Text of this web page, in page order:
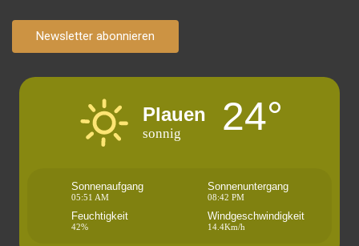
Newsletter abonnieren
Plauen
sonnig 24°
Sonnenaufgang
05:51 AM
Sonnenuntergang
08:42 PM
Feuchtigkeit
42%
Windgeschwindigkeit
14.4Km/h